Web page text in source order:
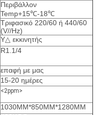
Περιβάλλον
Temp+15℃-18℃
Τριφασικό 220/60 ή 440/60
(V//Hz)
Υ△ εκκινητής
R1.1/4
επαφή με μας
15-20 ημέρες
<2ppm>
1030MM*850MM*1280MM